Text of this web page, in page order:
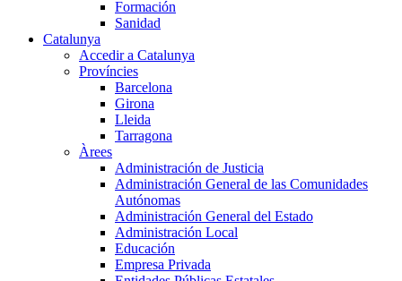
Formación
Sanidad
Catalunya
Accedir a Catalunya
Províncies
Barcelona
Girona
Lleida
Tarragona
Àrees
Administración de Justicia
Administración General de las Comunidades
Autónomas
Administración General del Estado
Administración Local
Educación
Empresa Privada